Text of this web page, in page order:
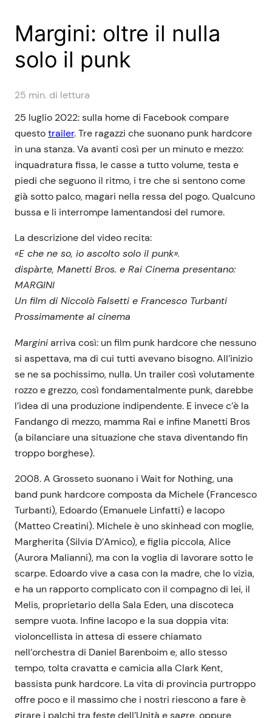
Margini: oltre il nulla
solo il punk
25 min. di lettura
25 luglio 2022: sulla home di Facebook compare
questotrailer. Tre ragazzi che suonano punk hardcore
in una stanza. Va avanti così per un minuto e mezzo:
inquadratura fissa, le casse a tutto volume, testa e
piedi che seguono il ritmo, i tre che si sentono come
già sotto palco, magari nella ressa del pogo. Qualcuno
bussa e li interrompe lamentandosi del rumore.
La descrizione del video recita:
«E che ne so, io ascolto solo il punk».
dispàrte, Manetti Bros. e Rai Cinema presentano:
MARGINI
Un film di Niccolò Falsetti e Francesco Turbanti
Prossimamente al cinema
Marginiarriva così: un film punk hardcore che nessuno
si aspettava, ma di cui tutti avevano bisogno. All’inizio
se ne sa pochissimo, nulla. Un trailer così volutamente
rozzo e grezzo, così fondamentalmente punk, darebbe
l’idea di una produzione indipendente. E invece c’è la
Fandango di mezzo, mamma Rai e infine Manetti Bros
(a bilanciare una situazione che stava diventando fin
troppo borghese).
2008. A Grosseto suonano i Wait for Nothing, una
band punk hardcore composta da Michele (Francesco
Turbanti), Edoardo (Emanuele Linfatti) e Iacopo
(Matteo Creatini). Michele è uno skinhead con moglie,
Margherita (Silvia D’Amico), e figlia piccola, Alice
(Aurora Malianni), ma con la voglia di lavorare sotto le
scarpe. Edoardo vive a casa con la madre, che lo vizia,
e ha un rapporto complicato con il compagno di lei, il
Melis, proprietario della Sala Eden, una discoteca
sempre vuota. Infine Iacopo e la sua doppia vita:
violoncellista in attesa di essere chiamato
nell’orchestra di Daniel Barenboim e, allo stesso
tempo, tolta cravatta e camicia alla Clark Kent,
bassista punk hardcore. La vita di provincia purtroppo
offre poco e il massimo che i nostri riescono a fare è
girare i palchi tra feste dell’Unità e sagre, oppure